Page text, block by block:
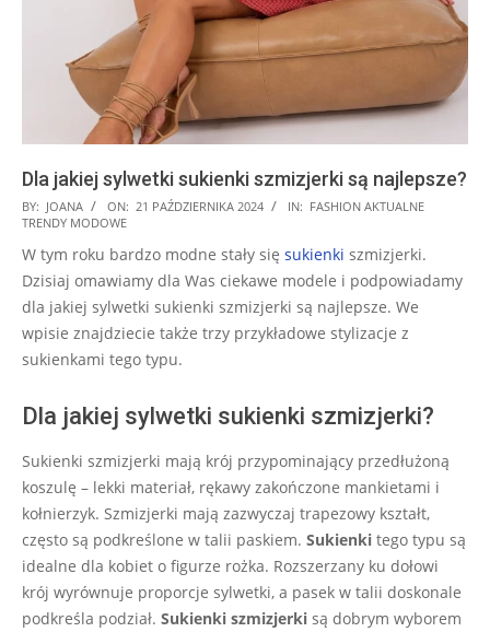
Dla jakiej sylwetki sukienki szmizjerki są najlepsze?
2024-
10-
21
BY: JOANA ON: 21 PAŹDZIERNIKA 2024 IN: FASHION AKTUALNE
TRENDY MODOWE
W tym roku bardzo modne stały się sukienki szmizjerki.
Dzisiaj omawiamy dla Was ciekawe modele i podpowiadamy
dla jakiej sylwetki sukienki szmizjerki są najlepsze. We
wpisie znajdziecie także trzy przykładowe stylizacje z
sukienkami tego typu.
Dla jakiej sylwetki sukienki szmizjerki?
Sukienki szmizjerki mają krój przypominający przedłużoną
koszulę – lekki materiał, rękawy zakończone mankietami i
kołnierzyk. Szmizjerki mają zazwyczaj trapezowy kształt,
często są podkreślone w talii paskiem. Sukienki tego typu są
idealne dla kobiet o figurze rożka. Rozszerzany ku dołowi
krój wyrównuje proporcje sylwetki, a pasek w talii doskonale
podkreśla podział. Sukienki szmizjerki są dobrym wyborem